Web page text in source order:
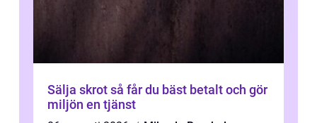
Sälja skrot så får du bäst betalt och gör
miljön en tjänst